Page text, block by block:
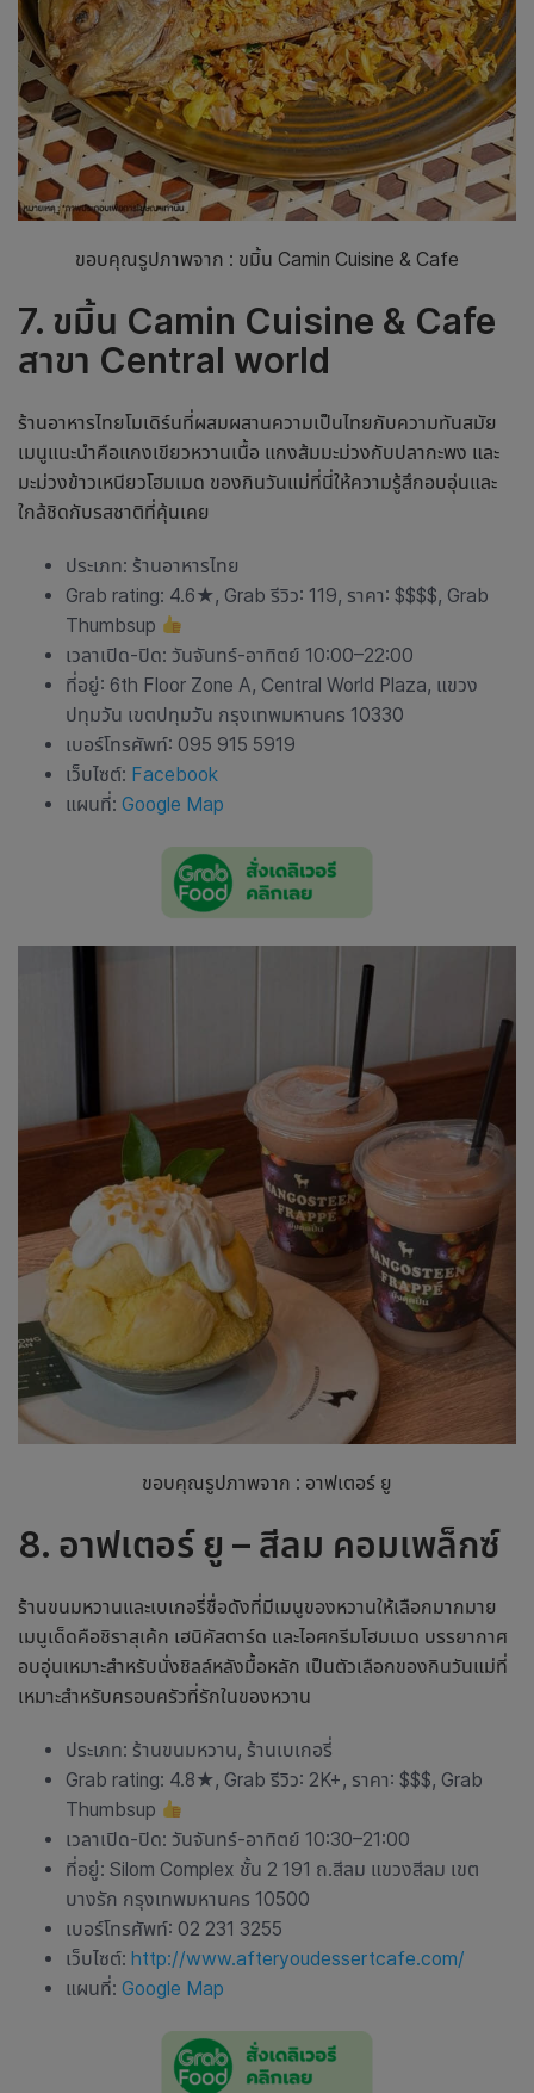
ขอบคุณรูปภาพจาก : ขมิ้น Camin Cuisine & Cafe
7. ขมิ้น Camin Cuisine & Cafe
สาขา Central world
ร้านอาหารไทยโมเดิร์นที่ผสมผสานความเป็นไทยกับความทันสมัย
เมนูแนะนำคือแกงเขียวหวานเนื้อ แกงส้มมะม่วงกับปลากะพง และ
มะม่วงข้าวเหนียวโฮมเมด ของกินวันแม่ที่นี่ให้ความรู้สึกอบอุ่นและ
ใกล้ชิดกับรสชาติที่คุ้นเคย
ประเภท: ร้านอาหารไทย
Grab rating: 4.6★, Grab รีวิว: 119, ราคา: $$$$, Grab
Thumbsup
เวลาเปิด-ปิด: วันจันทร์-อาทิตย์ 10:00–22:00
ที่อยู่: 6th Floor Zone A, Central World Plaza, แขวง
ปทุมวัน เขตปทุมวัน กรุงเทพมหานคร 10330
เบอร์โทรศัพท์: 095 915 5919
เว็บไซต์: Facebook
แผนที่: Google Map
ขอบคุณรูปภาพจาก : อาฟเตอร์ ยู
8. อาฟเตอร์ ยู – สีลม คอมเพล็กซ์
ร้านขนมหวานและเบเกอรี่ชื่อดังที่มีเมนูของหวานให้เลือกมากมาย
เมนูเด็ดคือชิราสุเค้ก เฮนิคัสตาร์ด และไอศกรีมโฮมเมด บรรยากาศ
อบอุ่นเหมาะสำหรับนั่งชิลล์หลังมื้อหลัก เป็นตัวเลือกของกินวันแม่ที่
เหมาะสำหรับครอบครัวที่รักในของหวาน
ประเภท: ร้านขนมหวาน, ร้านเบเกอรี่
Grab rating: 4.8★, Grab รีวิว: 2K+, ราคา: $$$, Grab
Thumbsup
เวลาเปิด-ปิด: วันจันทร์-อาทิตย์ 10:30–21:00
ที่อยู่: Silom Complex ชั้น 2 191 ถ.สีลม แขวงสีลม เขต
บางรัก กรุงเทพมหานคร 10500
เบอร์โทรศัพท์: 02 231 3255
เว็บไซต์: http://www.afteryoudessertcafe.com/
แผนที่: Google Map